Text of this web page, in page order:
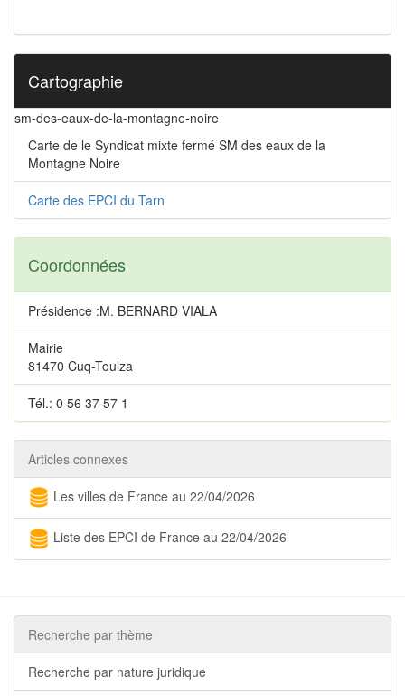
Cartographie
sm-des-eaux-de-la-montagne-noire
Carte de le Syndicat mixte fermé SM des eaux de la
Montagne Noire
Carte des EPCI du Tarn
Coordonnées
Présidence :M. BERNARD VIALA
Mairie
81470 Cuq-Toulza
Tél.: 0 56 37 57 1
Articles connexes
Les villes de France au 22/04/2026
Liste des EPCI de France au 22/04/2026
Recherche par thème
Recherche par nature juridique